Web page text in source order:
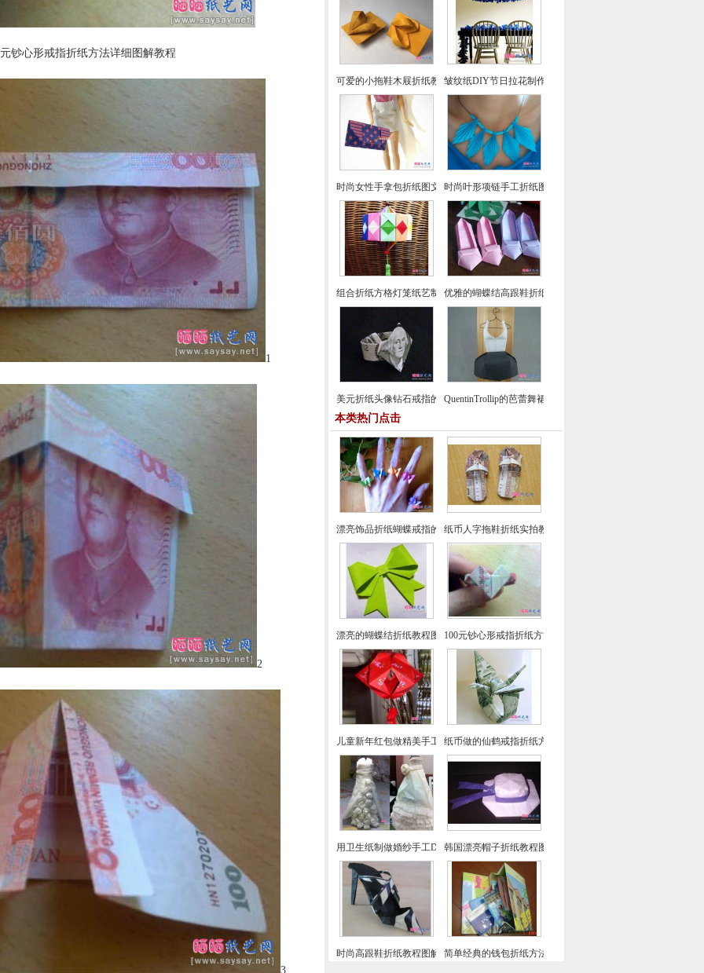
钞心形戒指折纸方法详细图解教程
1
2
3
可爱的小拖鞋木屐折纸教程皱纹纸DIY节日拉花制作教程
时尚女性手拿包折纸图文教程时尚叶形项链手工折纸图文教程
组合折纸方格灯笼纸艺制作教程优雅的蝴蝶结高跟鞋折纸教程
美元折纸头像钻石戒指的方法QuentinTrollip的芭蕾舞裙折纸图谱教程
本类热门点击
漂亮饰品折纸蝴蝶戒指的方法教程纸币人字拖鞋折纸实拍教程
漂亮的蝴蝶结折纸教程图解100元钞心形戒指折纸方法图解教程
儿童新年红包做精美手工灯笼的制作方法
纸币做的仙鹤戒指折纸方法
用卫生纸制做婚纱手工DIY教程韩国漂亮帽子折纸教程图解
时尚高跟鞋折纸教程图解-高级教程简单经典的钱包折纸方法图解教程